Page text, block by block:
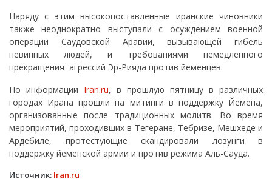
Наряду с этим высокопоставленные иранские чиновники
также неоднократно выступали с осуждением военной
операции Саудовской Аравии, вызывающей гибель
невинных людей, и требованиями немедленного
прекращения агрессий Эр-Рияда против йеменцев.
По информации Iran.ru, в прошлую пятницу в различных
городах Ирана прошли на митинги в поддержку Йемена,
организованные после традиционных молитв. Во время
мероприятий, проходивших в Тегеране, Тебризе, Мешхеде и
Ардебиле, протестующие скандировали лозунги в
поддержку йеменской армии и против режима Аль-Сауда.
Источник: Iran.ru